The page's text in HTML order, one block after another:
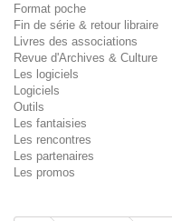
Format poche
Fin de série & retour libraire
Livres des associations
Revue d'Archives & Culture
Les logiciels
Logiciels
Outils
Les fantaisies
Les rencontres
Les partenaires
Les promos